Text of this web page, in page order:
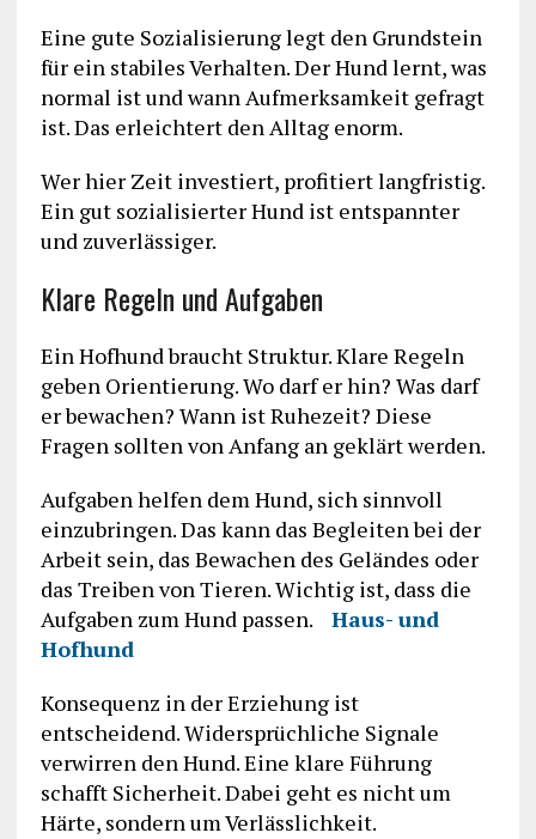
Eine gute Sozialisierung legt den Grundstein
für ein stabiles Verhalten. Der Hund lernt, was
normal ist und wann Aufmerksamkeit gefragt
ist. Das erleichtert den Alltag enorm.
Wer hier Zeit investiert, profitiert langfristig.
Ein gut sozialisierter Hund ist entspannter
und zuverlässiger.
Klare Regeln und Aufgaben
Ein Hofhund braucht Struktur. Klare Regeln
geben Orientierung. Wo darf er hin? Was darf
er bewachen? Wann ist Ruhezeit? Diese
Fragen sollten von Anfang an geklärt werden.
Aufgaben helfen dem Hund, sich sinnvoll
einzubringen. Das kann das Begleiten bei der
Arbeit sein, das Bewachen des Geländes oder
das Treiben von Tieren. Wichtig ist, dass die
Aufgaben zum Hund passen. Haus- und
Hofhund
Konsequenz in der Erziehung ist
entscheidend. Widersprüchliche Signale
verwirren den Hund. Eine klare Führung
schafft Sicherheit. Dabei geht es nicht um
Härte, sondern um Verlässlichkeit.